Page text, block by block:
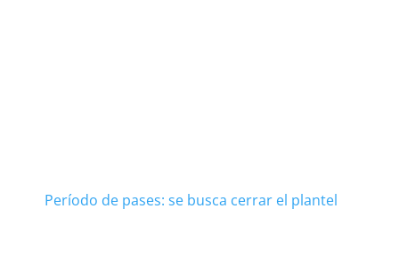
Período de pases: se busca cerrar el plantel